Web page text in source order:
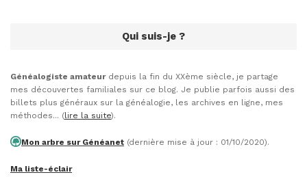
Qui suis-je ?
Généalogiste amateurdepuis la fin du XXème siècle, je partage
mes découvertes familiales sur ce blog. Je publie parfois aussi des
billets plus généraux sur la généalogie, les archives en ligne, mes
méthodes... (lire la suite).
Mon arbre sur Généanet (dernière mise à jour : 01/10/2020).
Ma liste-éclair